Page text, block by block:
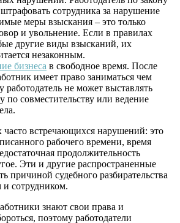
сотрудника за нарушение
меры взыскания – это только
и увольнение. Если в правилах
другие виды взысканий, их
незаконным.
бизнеса в свободное время. После
имеет право заниматься чем
работодатель не может выставлять
по совместительству или ведение
часто встречающихся нарушений: это
рабочего времени, время
продолжительность
Эти и другие распространенные
причиной судебного разбирательства
и сотрудником.
знают свои права и
поэтому работодатели